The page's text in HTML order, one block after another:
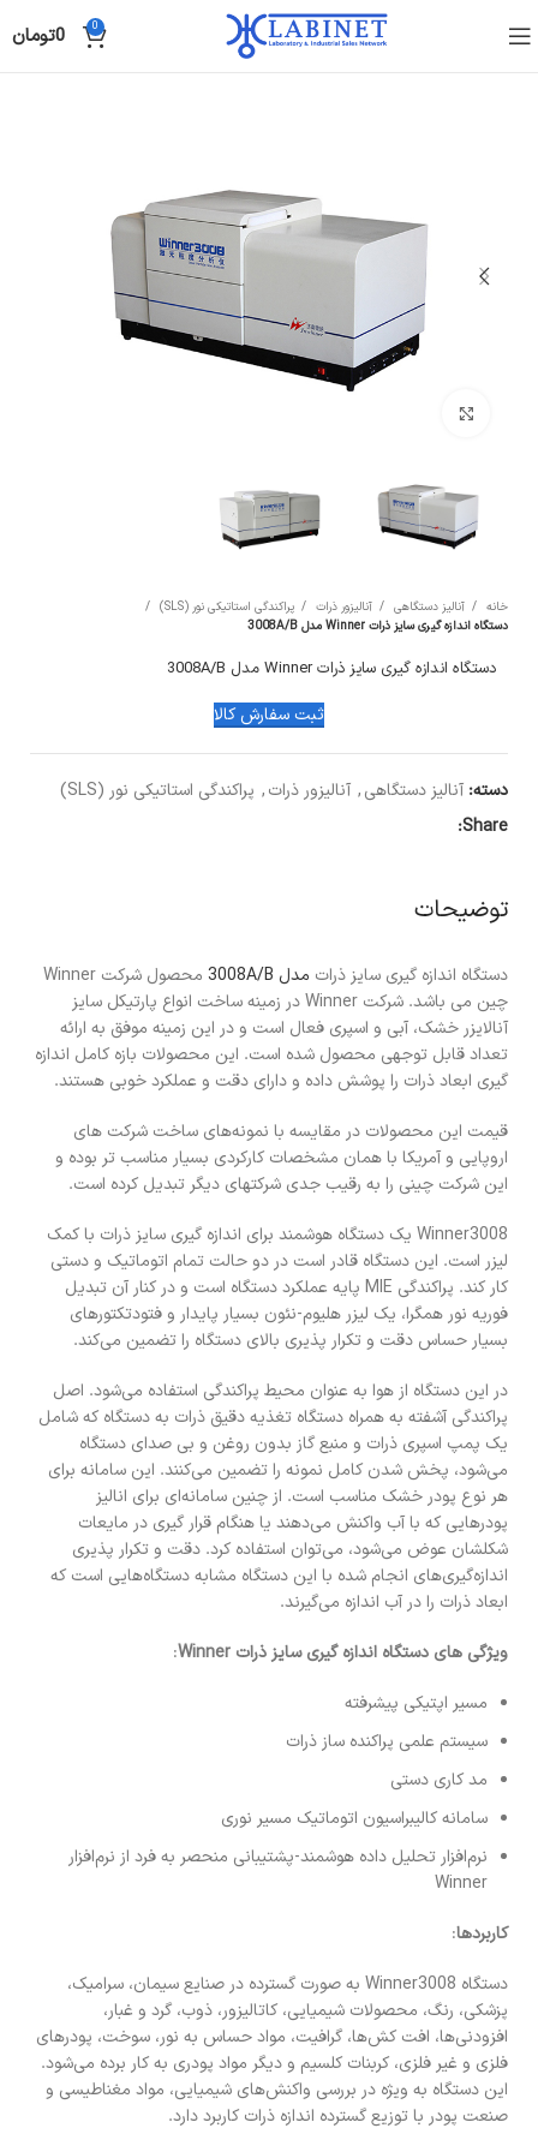
0
0تومان
خانه آنالیز دستگاهی آنالیزور ذرات
پراکندگی استاتیکی نور (SLS)
دستگاه اندازه گیری سایز ذرات Winner مدل 3008A/B
دستگاه اندازه گیری سایز ذرات Winner مدل 3008A/B
ثبت سفارش کالا
دسته: آنالیز دستگاهی, آنالیزور ذرات, پراکندگی استاتیکی نور (SLS)
Share:
توضیحات
دستگاه اندازه گیری سایز ذرات مدل 3008A/B
محصول شرکت Winner
چین می باشد. شرکت Winner در زمینه ساخت انواع پارتیکل سایز
آنالایزر خشک، آبی و اسپری فعال است و در این زمینه موفق به ارائه
تعداد قابل توجهی محصول شده است. این محصولات بازه کامل اندازه‌
گیری ابعاد ذرات را پوشش داده و دارای دقت و عملکرد خوبی هستند.
قیمت این محصولات در مقایسه با نمونه‌های ساخت شرکت های
اروپایی و آمریکا با همان مشخصات کارکردی بسیار مناسب تر بوده و
این شرکت چینی را به رقیب جدی شرکتهای دیگر تبدیل کرده است.
Winner3008 یک دستگاه هوشمند برای اندازه‌ گیری سایز ذرات با کمک
لیزر است. این دستگاه قادر است در دو حالت تمام اتوماتیک و دستی
کار کند. پراکندگی MIE پایه عملکرد دستگاه است و در کنار آن تبدیل
فوریه نور همگرا، یک لیزر هلیوم-نئون بسیار پایدار و فتودتکتورهای
بسیار حساس دقت و تکرار پذیری بالای دستگاه را تضمین می‌کند.
در این دستگاه از هوا به عنوان محیط پراکندگی استفاده می‌شود. اصل
پراکندگی آشفته به همراه دستگاه تغذیه دقیق ذرات به دستگاه که شامل
یک پمپ اسپری ذرات و منبع گاز بدون روغن و بی صدای دستگاه
می‌شود، پخش شدن کامل نمونه را تضمین می‌کنند. این سامانه برای
هر نوع پودر خشک مناسب است. از چنین سامانه‌ای برای انالیز
پودرهایی که با آب واکنش می‌دهند یا هنگام قرار گیری در مایعات
شکلشان عوض می‌شود، می‌توان استفاده کرد. دقت و تکرار پذیری
اندازه‌گیری‌های انجام شده با این دستگاه مشابه دستگاه‌هایی است که
ابعاد ذرات را در آب اندازه می‌گیرند.
ویژگی های دستگاه اندازه گیری سایز ذرات Winner
:
مسیر اپتیکی پیشرفته
سیستم علمی پراکنده ساز ذرات
مد کاری دستی
سامانه کالیبراسیون اتوماتیک مسیر نوری
نرم‌افزار تحلیل داده هوشمند-پشتیبانی منحصر به فرد از نرم‌افزار
Winner
کاربردها:
دستگاه Winner3008 به صورت گسترده در صنایع سیمان، سرامیک،
پزشکی، رنگ، محصولات شیمیایی، کاتالیزور، ذوب، گرد و غبار،
افزودنی‌ها، افت کش‌ها، گرافیت، مواد حساس به نور، سوخت، پودرهای
فلزی و غیر فلزی، کربنات کلسیم و دیگر مواد پودری به کار برده می‌شود.
این دستگاه به ویژه در بررسی واکنش‌های شیمیایی، مواد مغناطیسی و
صنعت پودر با توزیع گسترده اندازه ذرات کاربرد دارد.